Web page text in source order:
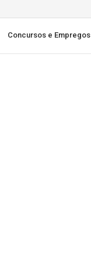
Concursos e Empregos